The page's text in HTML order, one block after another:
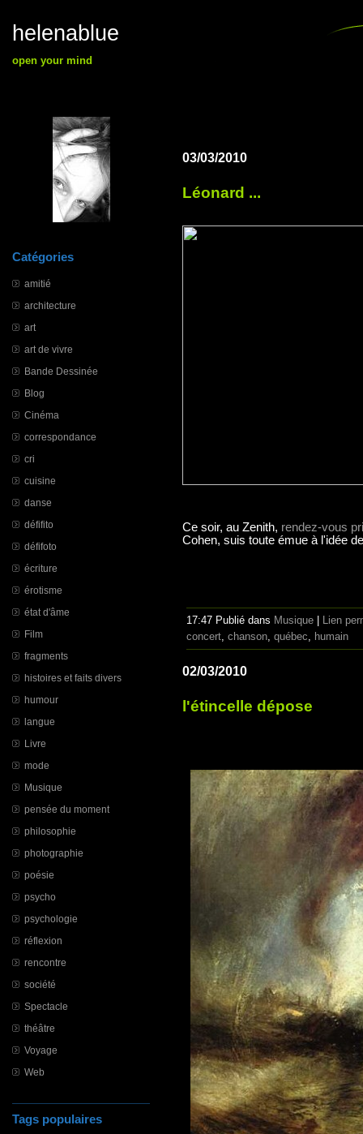
helenablue
open your mind
Catégories
amitié
architecture
art
art de vivre
Bande Dessinée
Blog
Cinéma
correspondance
cri
cuisine
danse
défifito
défifoto
écriture
érotisme
état d'âme
Film
fragments
histoires et faits divers
humour
langue
Livre
mode
Musique
pensée du moment
philosophie
photographie
poésie
psycho
psychologie
réflexion
rencontre
société
Spectacle
théâtre
Voyage
Web
Tags populaires
03/03/2010
Léonard ...
Ce soir, au Zenith, rendez-vous
Cohen, suis toute émue à l'idée
17:47 Publié dans Musique
Lien
concert, chanson, québec, humain
02/03/2010
l'étincelle dépose